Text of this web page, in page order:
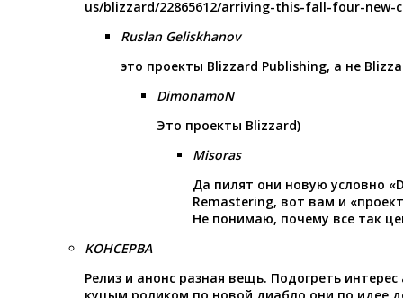
us/blizzard/22865612/arriving-this-fall-four-new-
Ruslan Geliskhanov
это проекты Blizzard Publishing, а не
DimonamoN
Это проекты Blizzard)
Misoras
Да пилят они новую условно
Remastering, вот вам и
Не понимаю, почему все так
KOHCEPBA
Релиз и анонс разная вещь. Подогреть